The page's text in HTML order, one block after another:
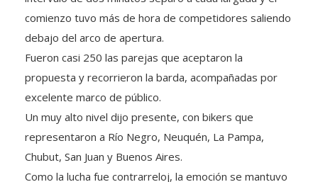
debajo del arco de apertura.
Fueron casi 250 las parejas que aceptaron la
propuesta y recorrieron la barda, acompañadas por
excelente marco de público.
Un muy alto nivel dijo presente, con bikers que
representaron a Río Negro, Neuquén, La Pampa,
Chubut, San Juan y Buenos Aires.
Como la lucha fue contrarreloj, la emoción se mantuvo